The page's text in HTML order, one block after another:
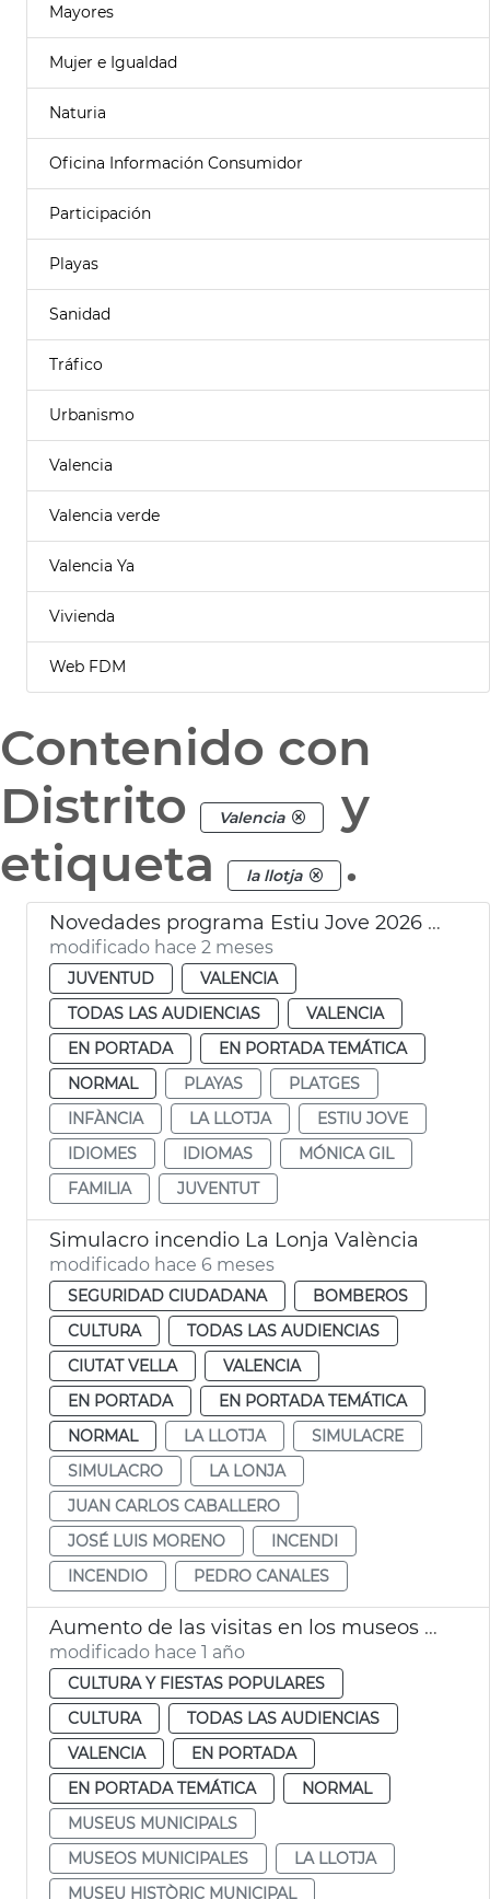
Mayores
Mujer e Igualdad
Naturia
Oficina Información Consumidor
Participación
Playas
Sanidad
Tráfico
Urbanismo
Valencia
Valencia verde
Valencia Ya
Vivienda
Web FDM
Contenido con
Distrito
Valencia
y
etiqueta
la llotja .
Novedades programa Estiu Jove 2026 València
modificado hace 2 meses
JUVENTUD
VALENCIA
TODAS LAS AUDIENCIAS
VALENCIA
EN PORTADA
EN PORTADA TEMÁTICA
NORMAL
PLAYAS
PLATGES
INFÀNCIA
LA LLOTJA
ESTIU JOVE
IDIOMES
IDIOMAS
MÓNICA GIL
FAMILIA
JUVENTUT
Simulacro incendio La Lonja València
modificado hace 6 meses
SEGURIDAD CIUDADANA
BOMBEROS
CULTURA
TODAS LAS AUDIENCIAS
CIUTAT VELLA
VALENCIA
EN PORTADA
EN PORTADA TEMÁTICA
NORMAL
LA LLOTJA
SIMULACRE
SIMULACRO
LA LONJA
JUAN CARLOS CABALLERO
JOSÉ LUIS MORENO
INCENDI
INCENDIO
PEDRO CANALES
Aumento de las visitas en los museos y monumentos de València
modificado hace 1 año
CULTURA Y FIESTAS POPULARES
CULTURA
TODAS LAS AUDIENCIAS
VALENCIA
EN PORTADA
EN PORTADA TEMÁTICA
NORMAL
MUSEUS MUNICIPALS
MUSEOS MUNICIPALES
LA LLOTJA
MUSEU HISTÒRIC MUNICIPAL